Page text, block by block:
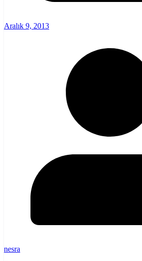
Aralık 9, 2013
nesra